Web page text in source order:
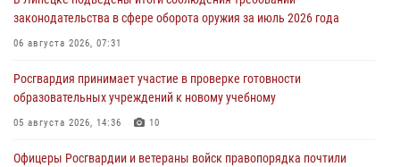
законодательства в сфере оборота оружия за июль 2026 года
06 августа 2026, 07:31
Росгвардия принимает участие в проверке готовности
образовательных учреждений к новому учебному
05 августа 2026, 14:36 10
Офицеры Росгвардии и ветераны войск правопорядка почтили